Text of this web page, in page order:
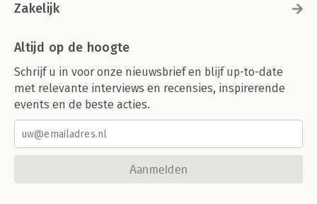
Zakelijk
Altijd op de hoogte
Schrijf u in voor onze nieuwsbrief en blijf up-to-date
met relevante interviews en recensies, inspirerende
events en de beste acties.
Aanmelden